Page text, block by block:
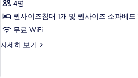
보
기
아
파
사
4명
퀸사이즈침대 1개 및 퀸사이즈 소파베드
무료 WiFi
자세히 보기
패